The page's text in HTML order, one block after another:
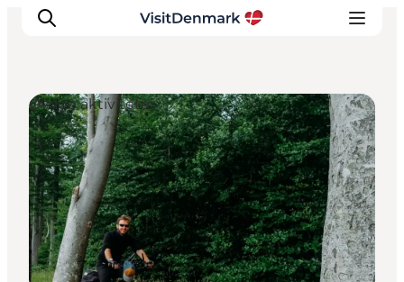
Inspirasjon
Reisemål
Aktiviteter
Overnatting
Planlegg reisen
Øvrige aktiviteter